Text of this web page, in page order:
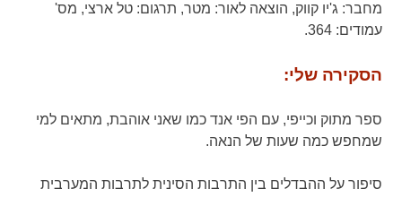
מחבר: ג'יו קווק, הוצאה לאור: מטר, תרגום: טל ארצי, מס'
עמודים: 364.
הסקירה שלי:
ספר מתוק וכייפי, עם הפי אנד כמו שאני אוהבת, מתאים למי
שמחפש כמה שעות של הנאה.
סיפור על ההבדלים בין התרבות הסינית לתרבות המערבית